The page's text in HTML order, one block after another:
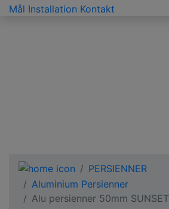
Mål Installation Kontakt
PERSIENNER
Aluminium Persienner
Alu persienner 50mm SUNSET